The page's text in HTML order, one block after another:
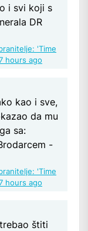
i svi koji s
DR
'Time
hours ago
kao i sve,
da mu
sa:
-
'Time
hours ago
štiti